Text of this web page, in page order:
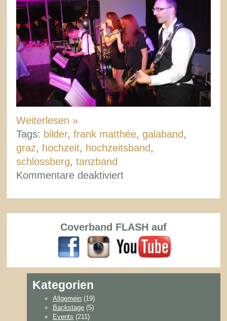
Weiterlesen »
Tags: bilder, frank matthée, galaband,
graz, hochzeit, hochzeitsband,
schlossberg, tanzband
Kommentare deaktiviertfür
Hochzeitsgala
Graz
Coverband FLASH auf
Kategorien
Allgemein (19)
Backstage (5)
Events (211)